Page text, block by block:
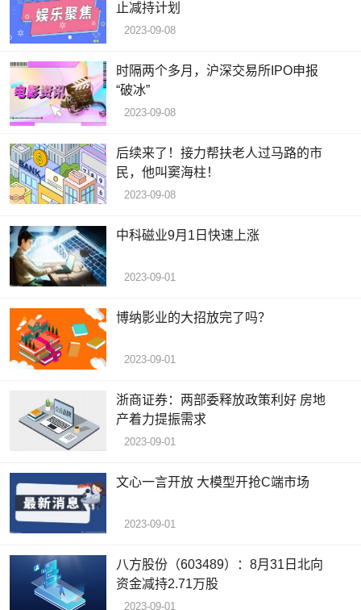
止减持计划
2023-09-08
时隔两个多月，沪深交易所IPO申报
“破冰”
2023-09-08
后续来了！接力帮扶老人过马路的市
民，他叫窦海柱！
2023-09-08
中科磁业9月1日快速上涨
2023-09-01
博纳影业的大招放完了吗？
2023-09-01
浙商证券：两部委释放政策利好 房地
产着力提振需求
2023-09-01
文心一言开放 大模型开抢C端市场
2023-09-01
八方股份（603489）：8月31日北向
资金减持2.71万股
2023-09-01